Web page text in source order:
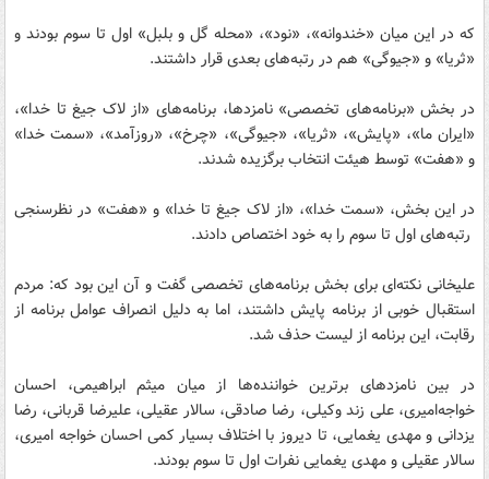
که در این میان «خندوانه»، «نود»، «محله گل و بلبل» اول تا سوم بودند و
«ثریا» و «جیوگی» هم در رتبه‌های بعدی قرار داشتند.
در بخش «برنامه‌های تخصصی» نامزدها، برنامه‌های «از لاک جیغ تا خدا»،
«ایران ما»، «پایش»، «ثریا»، «جیوگی»، «چرخ»، «روزآمد»‌، «سمت خدا»
و «هفت» توسط هیئت انتخاب برگزیده شدند.
در این بخش، «سمت خدا»، «از لاک جیغ تا خدا» و «هفت» در نظرسنجی
رتبه‌های اول تا سوم را به خود اختصاص دادند.
علیخانی نکته‌ای برای بخش برنامه‌های تخصصی گفت و آن این بود که: مردم
استقبال خوبی از برنامه پایش داشتند، اما به دلیل انصراف عوامل برنامه از
رقابت، این برنامه از لیست حذف شد.
در بین نامزدهای برترین خواننده‌ها از میان میثم ابراهیمی، احسان
خواجه‌امیری، علی زند وکیلی، رضا صادقی، سالار عقیلی، علیرضا قربانی، رضا
یزدانی و مهدی یغمایی، تا دیروز با اختلاف بسیار کمی احسان خواجه امیری،
سالار عقیلی و مهدی یغمایی نفرات اول تا سوم بودند.